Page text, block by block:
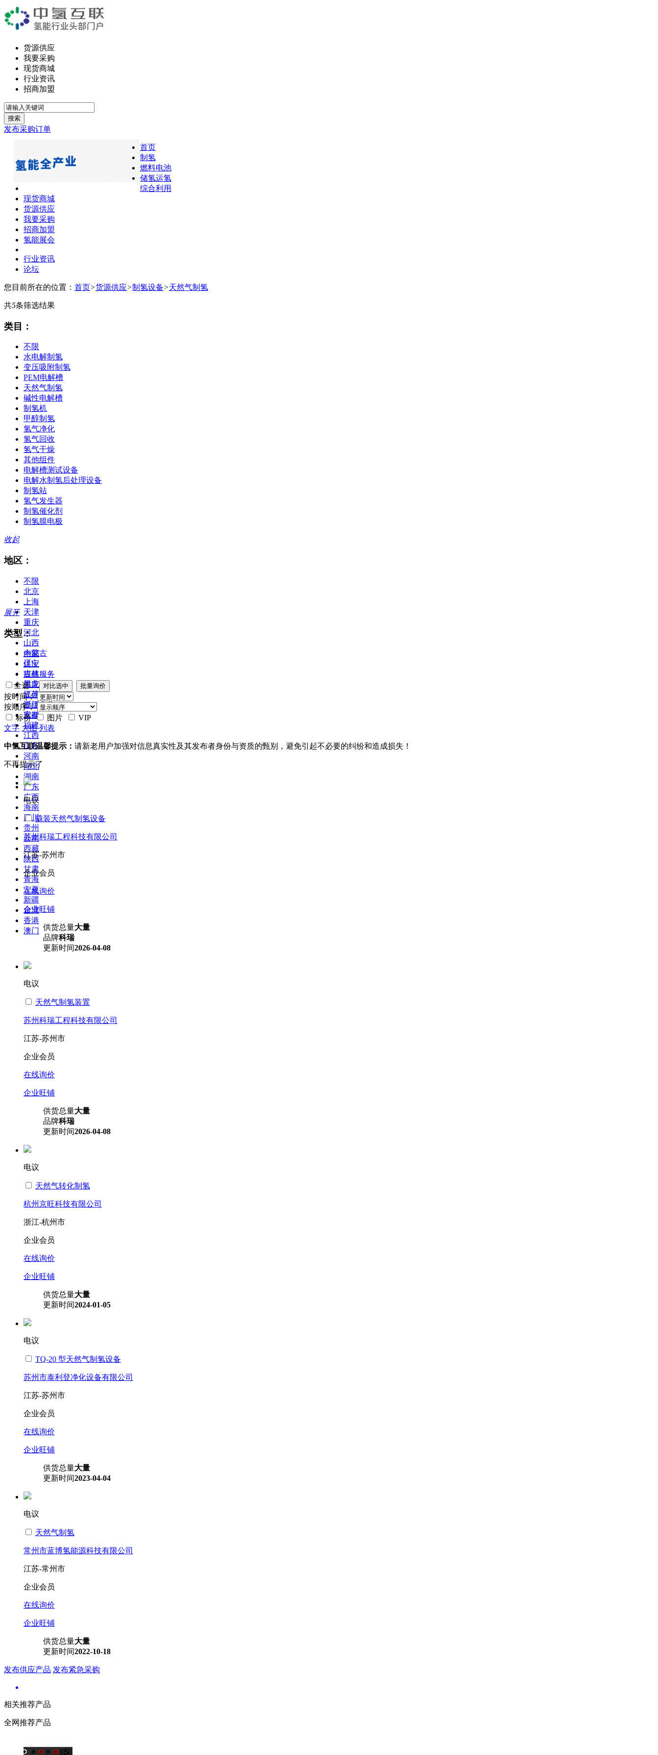
货源供应
我要采购
现货商城
行业资讯
招商加盟
搜索
发布采购订单
首页
制氢
燃料电池
储氢运氢
综合利用
现货商城
货源供应
我要采购
招商加盟
氢能展会
行业资讯
论坛
您目前所在的位置： 首页>货源供应>制氢设备>天然气制氢
共5条筛选结果
类目：
不限
水电解制氢
变压吸附制氢
PEM电解槽
天然气制氢
碱性电解槽
制氢机
甲醇制氢
氢气净化
氢气回收
氢气干燥
其他组件
电解槽测试设备
电解水制氢后处理设备
制氢站
氢气发生器
制氢催化剂
制氢膜电极
收起
地区：
不限
北京
上海
天津
重庆
河北
山西
内蒙古
辽宁
吉林
黑龙江
江苏
浙江
安徽
福建
江西
山东
河南
湖北
湖南
广东
广西
海南
四川
贵州
云南
西藏
陕西
甘肃
青海
宁夏
新疆
台湾
香港
澳门
展开
类型：
全部
供应
提供服务
供应二手
提供加工
提供合作
库存
全选
按时间：
按顺序：
标价
图片
VIP
文字 大图 列表
中氢互联温馨提示： 请新老用户加强对信息真实性及其发布者身份与资质的甄别，避免引起不必要的纠纷和造成损失！
不再提示了
电议
撬装天然气制氢设备
苏州科瑞工程科技有限公司
江苏-苏州市
企业会员
在线询价
企业旺铺
供货总量大量
品牌科瑞
更新时间2026-04-08
电议
天然气制氢装置
苏州科瑞工程科技有限公司
江苏-苏州市
企业会员
在线询价
企业旺铺
供货总量大量
品牌科瑞
更新时间2026-04-08
电议
天然气转化制氢
杭州京旺科技有限公司
浙江-杭州市
企业会员
在线询价
企业旺铺
供货总量大量
更新时间2024-01-05
电议
TQ-20 型天然气制氢设备
苏州市泰利登净化设备有限公司
江苏-苏州市
企业会员
在线询价
企业旺铺
供货总量大量
更新时间2023-04-04
电议
天然气制氢
常州市蓝博氢能源科技有限公司
江苏-常州市
企业会员
在线询价
企业旺铺
供货总量大量
更新时间2022-10-18
发布供应产品 发布紧急采购
相关推荐产品
全网推荐产品